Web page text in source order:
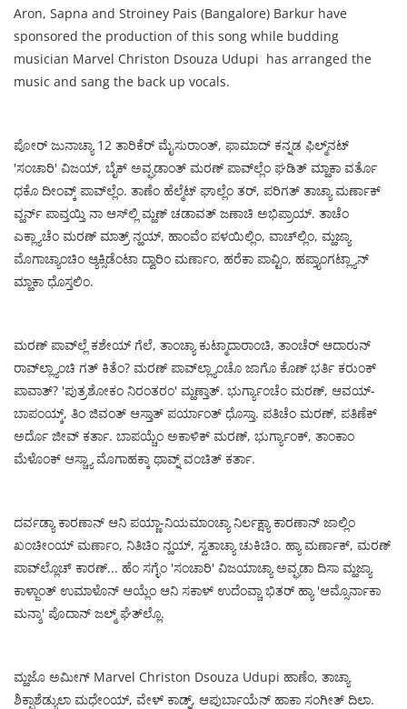
Aron, Sapna and Stroiney Pais (Bangalore) Barkur have
sponsored the production of this song while budding
musician Marvel Christon Dsouza Udupi has arranged the
music and sang the back up vocals.
ಪೋರ್ ಜುನಾಚ್ಯಾ 12 ತಾರಿಕೆರ್ ಮೈಸುರಾಂತ್, ಫಾಮಾದ್ ಕನ್ನಡ ಫಿಲ್ಮ್‌ನಟ್
'ಸಂಚಾರಿ' ವಿಜಯ್, ಬೈಕ್ ಅವ್ಘಡಾಂತ್ ಮರಣ್ ಪಾವ್‌ಲ್ಲೆಂ ಘಡಿತ್ ಮ್ಹಾಕಾ ವರ್ತೊ
ಧಕೊ ದೀಂವ್ಕ್ ಪಾವ್‌ಲ್ಲೆಂ. ತಾಣೆಂ ಹೆಲ್ಮೆಟ್ ಘಾಲ್ಲೆಂ ತರ್, ಪರಿಗತ್ ತಾಚ್ಯಾ ಮರ್ಣಾಕ್
ವ್ಹರ್ನ್ ಪಾವ್ತಯ್ತಿ ನಾ ಆಸ್‌ಲ್ಲಿ ಮ್ಹಣ್ ಚಡಾವತ್ ಜಣಾಚಿ ಅಭಿಪ್ರಾಯ್. ತಾಚೆಂ
ಎಕ್ಲ್ಯಾಚೆಂ ಮರಣ್ ಮಾತ್ರ್ ನ್ಹಯ್, ಹಾಂವೆಂ ಪಳಯಿಲ್ಲಿಂ, ವಾಚ್‌ಲ್ಲಿಂ, ಮ್ಹಜ್ಯಾ
ಮೊಗಾಚ್ಯಾಂಚಿಂ ಆ್ಯಕ್ಸಿಡೆಂಟಾ ದ್ವಾರಿಂ ಮರ್ಣಾಂ, ಹರೆಕಾ ಪಾವ್ಟಿಂ, ಹಪ್ತ್ಯಾಂಗಟ್ಲ್ಯಾನ್
ಮ್ಹಾಕಾ ಧೊಸ್ತಲಿಂ.
ಮರಣ್ ಪಾವ್‌ಲ್ಲೆ ಕಶೇಯ್ ಗೆಲೆ, ತಾಂಚ್ಯಾ ಕುಟ್ಮಾದಾರಾಂಚಿ, ತಾಂಚೆರ್ ಆದಾರುನ್
ರಾವ್‌ಲ್ಲ್ಯಾಂಚಿ ಗತ್ ಕಿತೆಂ? ಮರಣ್ ಪಾವ್‌ಲ್ಲ್ಯಾಂಚೊ ಜಾಗೊ ಕೊಣ್ ಭರ್ತಿ ಕರುಂಕ್
ಪಾವಾತ್? 'ಪುತ್ರಶೋಕಂ ನಿರಂತರಂ' ಮ್ಹಣ್ತಾತ್. ಭುರ್ಗ್ಯಾಂಚೆಂ ಮರಣ್, ಆವಯ್-
ಬಾಪಂಯ್ಕ್, ತಿಂ ಜಿವಂತ್ ಆಸ್ತಾತ್ ಪರ್ಯಾಂತ್ ಧೊಸ್ತಾ. ಪತಿಚೆಂ ಮರಣ್, ಪತಿಣೆಕ್
ಅರ್ದೊ ಜೀವ್ ಕರ್ತಾ. ಬಾಪಯ್ಚೆಂ ಅಕಾಳಿಕ್ ಮರಣ್, ಭುರ್ಗ್ಯಾಂಕ್, ತಾಂಕಾಂ
ಮೆಳೊಂಕ್ ಆಸ್ಚ್ಯಾ ಮೊಗಾಹಕ್ಕಾ ಥಾವ್ನ್ ವಂಚಿತ್ ಕರ್ತಾ.
ದರ್ವಡ್ಯಾ ಕಾರಣಾನ್ ಆನಿ ಪಯ್ಣಾ-ನಿಯಮಾಂಚ್ಯಾ ನಿರ್ಲಕ್ಷ್ಯಾ ಕಾರಣಾನ್ ಜಾಲ್ಲಿಂ
ಖಂಚೀಂಯ್ ಮರ್ಣಾಂ, ನಿತಿಚಿಂ ನ್ಹಯ್, ಸ್ವತಾಚ್ಯಾ ಚುಕಿಚಿಂ. ಹ್ಯಾ ಮರ್ಣಾಕ್, ಮರಣ್
ಪಾವ್‌ಲ್ಲೊಚ್ ಕಾರಣ್... ಹೆಂ ಸಗ್ಳೆಂ 'ಸಂಚಾರಿ' ವಿಜಯಾಚ್ಯಾ ಅವ್ಘಡಾ ದಿಸಾ ಮ್ಹಜ್ಯಾ
ಕಾಳ್ಜಾಂತ್ ಉಮಾಳೊನ್ ಆಯ್ಲೆಂ ಆನಿ ಸಕಾಳ್ ಉದೆಂವ್ಚಾ ಭಿತರ್ ಹ್ಯಾ 'ಆಮ್ಸೊರ್ನಾಕಾ
ಮನ್ಶಾ' ಪೊದಾನ್ ಜಲ್ಮ್ ಘೆತ್‌ಲ್ಲೊ.
ಮ್ಹಜೊ ಅಮೀಗ್ Marvel Christon Dsouza Udupi ಹಾಣೆಂ, ತಾಚ್ಯಾ
ಶಿಕ್ಪಾಶೆಡ್ಯುಲಾ ಮಧೇಂಯ್, ವೇಳ್ ಕಾಡ್ನ್, ಆಪುರ್ಬಾಯೆನ್ ಹಾಕಾ ಸಂಗೀತ್ ದಿಲಾ.